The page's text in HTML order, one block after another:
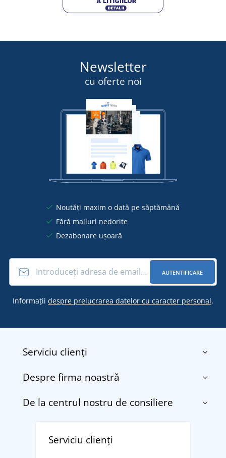
Newsletter
cu oferte noi
Noutăți maxim o dată pe săptămână
Fără mailuri nedorite
Dezabonare ușoară
AUTENTIFICARE
Informații despre prelucrarea datelor cu caracter personal.
Serviciu clienți
Contact
Transport și plată
Returnarea bunurilor și reclamații
Politica de confidențialitate a datelor cu caracter
Despre firma noastră
Despre noi
De la centrul nostru de consiliere
tradiție din 1976
Serviciu clienți